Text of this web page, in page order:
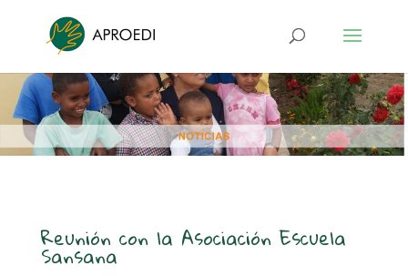
Reunión con la Asociación Escuela
Sansana